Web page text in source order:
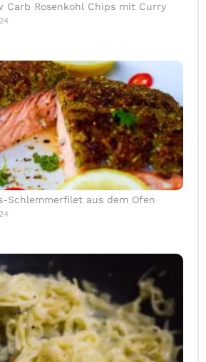
Carb Rosenkohl Chips mit Curry
Schlemmerfilet aus dem Ofen